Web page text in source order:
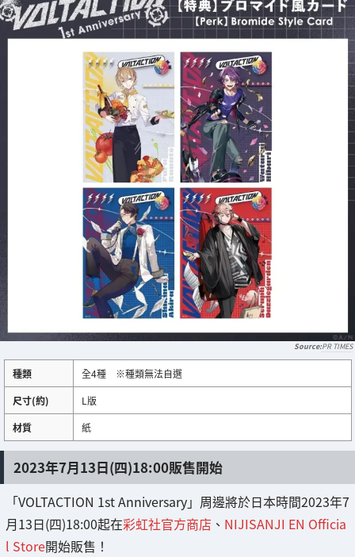
PR TIMES
種類
全4種 ※種類無法自選
尺寸(約)
L版
材質
紙
2023年7月13日(四)18:00販售開始
「VOLTACTION 1st Anniversary」周邊將於日本時間2023年7
月13日(四)18:00起在彩虹社官方商店 、 NIJISANJI EN Officia
l Store開始販售！